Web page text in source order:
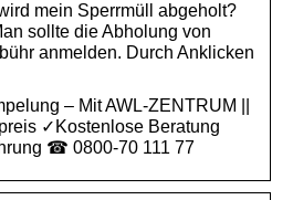
mein Sperrmüll abgeholt?
sollte die Abholung von
anmelden. Durch Anklicken
– Mit AWL-ZENTRUM ||
✓Kostenlose Beratung
☎︎ 0800-70 111 77